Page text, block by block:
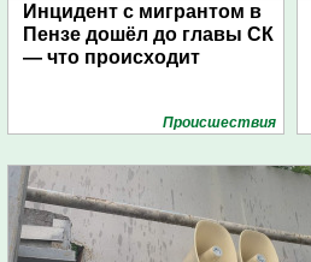
Инцидент с мигрантом в
Пензе дошёл до главы СК
— что происходит
Проиcшествия